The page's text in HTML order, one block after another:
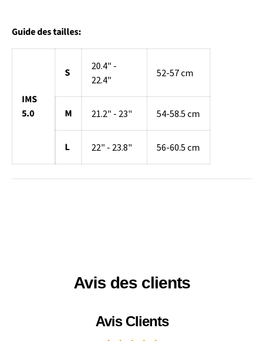
Guide des tailles:
IMS
5.0
S
20.4" -
22.4"
52-57 cm
M 21.2" - 23" 54-58.5 cm
L 22" - 23.8" 56-60.5 cm
Avis des clients
Avis Clients